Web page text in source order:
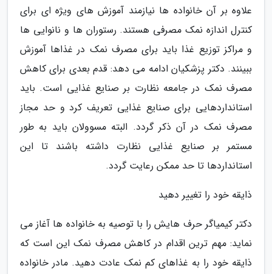
علاوه بر آن خانواده ها نیازمند آموزش های ویژه ای برای
کنترل اندازه نمک مصرفی هستند. رستوران ها و نانوایی ها
و مراکز توزیع غذا باید برای مصرف نمک در غذاها آموزش
ببینند. دکتر پزشکیان ادامه می دهد: قدم بعدی برای کاهش
مصرف نمک در جامعه نظارت بر صنایع غذایی است. باید
استانداردهایی برای صنایع غذایی تعریف کرد و حد مجاز
مصرف نمک در آن ذکر گردد. البته مسوولان باید به طور
مستمر بر صنایع غذایی نظارت داشته باشند تا این
استانداردها تا حد ممکن رعایت گردد.
ذایقه خود را تغییر دهید
دکتر کیمیاگر حرف هایش را با توصیه به خانواده ها آغاز می
نماید: مهم ترین اقدام در کاهش مصرف نمک این است که
ذایقه خود را به غذاهای کم نمک عادت دهید. مادر خانواده